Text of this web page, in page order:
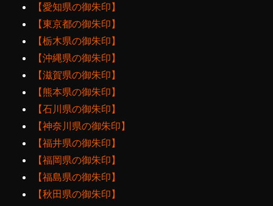
【愛知県の御朱印】
【東京都の御朱印】
【栃木県の御朱印】
【沖縄県の御朱印】
【滋賀県の御朱印】
【熊本県の御朱印】
【石川県の御朱印】
【神奈川県の御朱印】
【福井県の御朱印】
【福岡県の御朱印】
【福島県の御朱印】
【秋田県の御朱印】